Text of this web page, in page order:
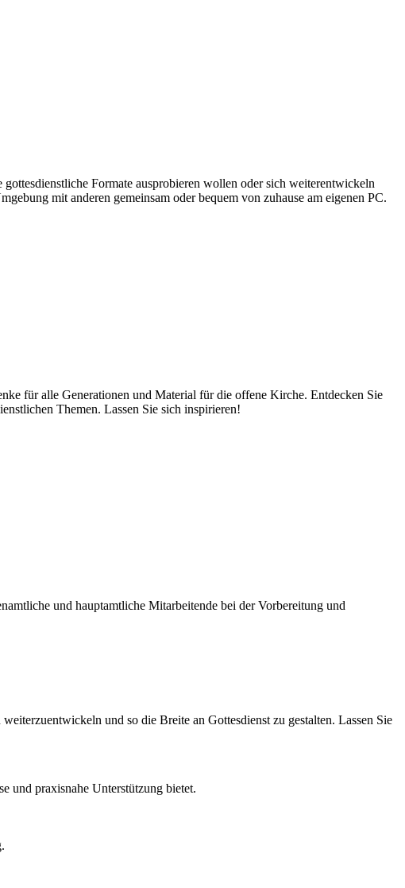
Formate ausprobieren wollen oder sich weiterentwickeln
mit anderen gemeinsam oder bequem von zuhause am eigenen PC.
für alle Generationen und Material für die offene Kirche. Entdecken Sie
Themen. Lassen Sie sich inspirieren!
und hauptamtliche Mitarbeitende bei der Vorbereitung und
und so die Breite an Gottesdienst zu gestalten. Lassen Sie
und praxisnahe Unterstützung bietet.